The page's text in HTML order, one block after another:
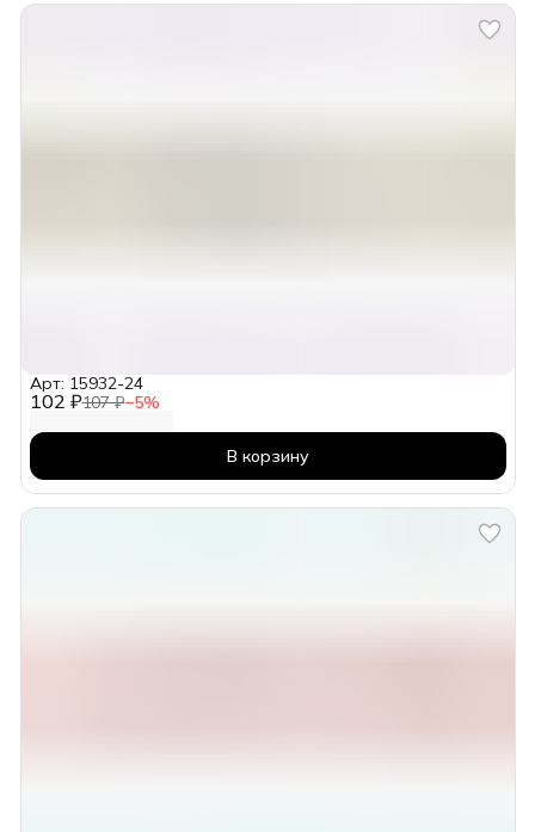
102 ₽107 ₽−5%
Арт: 15932-24
В корзину